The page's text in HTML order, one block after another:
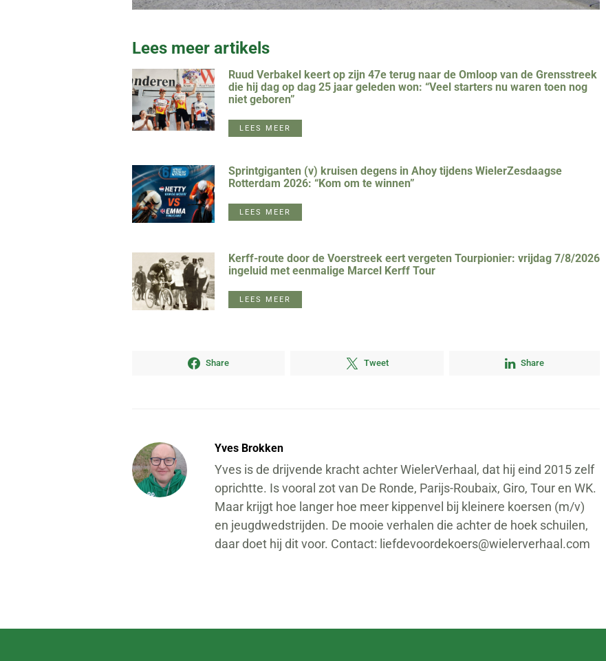
Lees meer artikels
Ruud Verbakel keert op zijn 47e terug naar de Omloop van de Grensstreek
die hij dag op dag 25 jaar geleden won: “Veel starters nu waren toen nog
niet geboren”
LEES MEER
Sprintgiganten (v) kruisen degens in Ahoy tijdens WielerZesdaagse
Rotterdam 2026: “Kom om te winnen”
LEES MEER
Kerff-route door de Voerstreek eert vergeten Tourpionier: vrijdag 7/8/2026
ingeluid met eenmalige Marcel Kerff Tour
LEES MEER
Share Tweet Share
Yves Brokken
Yves is de drijvende kracht achter WielerVerhaal, dat hij eind 2015 zelf
oprichtte. Is vooral zot van De Ronde, Parijs-Roubaix, Giro, Tour en WK.
Maar krijgt hoe langer hoe meer kippenvel bij kleinere koersen (m/v)
en jeugdwedstrijden. De mooie verhalen die achter de hoek schuilen,
daar doet hij dit voor. Contact: liefdevoordekoers@wielerverhaal.com